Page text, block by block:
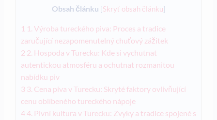
Obsah článku [Skryť obsah článku]
1 1. Výroba tureckého piva: Proces a tradice
zaručující nezapomenutelný chuťový zážitek
2 2. Hospoda v Turecku: Kde si vychutnat
autentickou atmosféru a ochutnat rozmanitou
nabídku piv
3 3. Cena piva v Turecku: Skryté faktory ovlivňující
cenu oblíbeného tureckého nápoje
4 4. Pivní kultura v Turecku: Zvyky a tradice spojené s